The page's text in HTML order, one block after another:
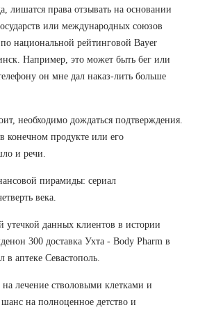
лишатся права отзывать на основании
или международных союзов
национальной рейтинговой Bayer
Например, это может быть бег или
он мне дал наказ-лить больше
необходимо дождаться подтверждения.
конечном продукте или его
и речи.
пирамиды: сериал
века.
утечкой данных клиентов в истории
300 доставка Ухта - Body Pharm в
в аптеке Севастополь.
лечение стволовыми клетками и
на полноценное детство и